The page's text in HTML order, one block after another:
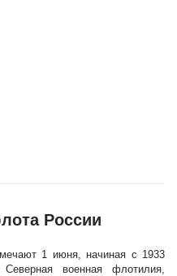
России
1 июня, начиная с 1933
военная флотилия,